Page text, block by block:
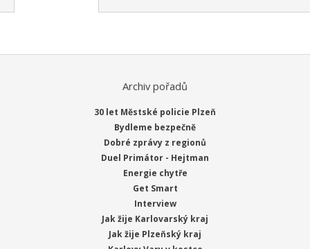
Archiv pořadů
30 let Městské policie Plzeň
Bydleme bezpečně
Dobré zprávy z regionů
Duel Primátor - Hejtman
Energie chytře
Get Smart
Interview
Jak žije Karlovarský kraj
Jak žije Plzeňský kraj